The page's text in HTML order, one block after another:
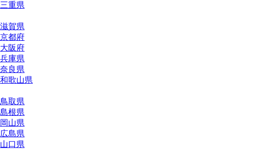
三重県
滋賀県
京都府
大阪府
兵庫県
奈良県
和歌山県
鳥取県
島根県
岡山県
広島県
山口県